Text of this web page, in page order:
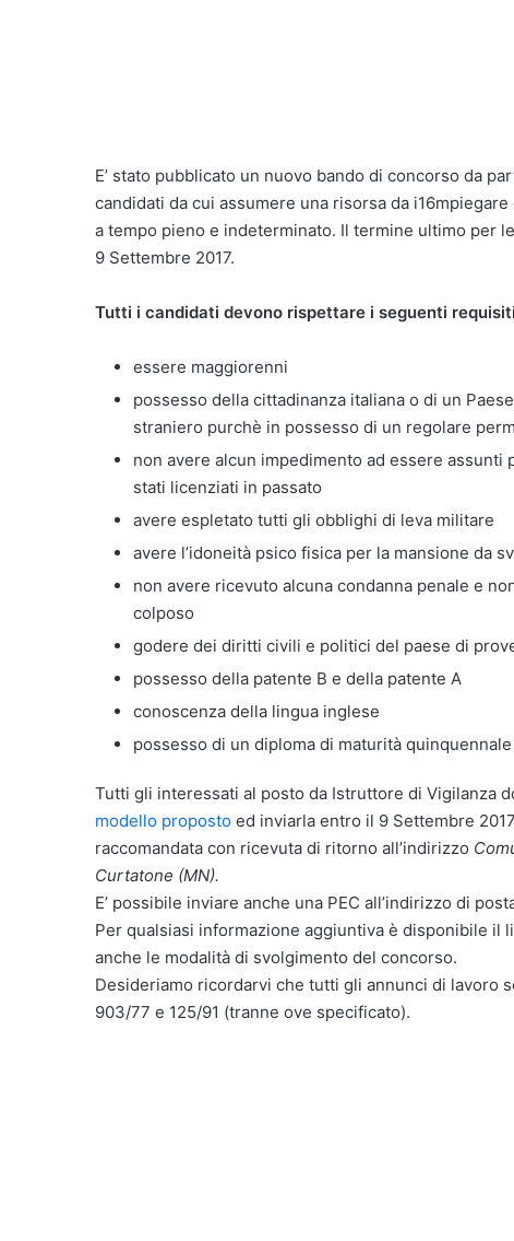
E’ stato pubblicato un nuovo bando di concorso da
candidati da cui assumere una risorsa da
a tempo pieno e indeterminato. Il termine ultimo per
9 Settembre 2017.
Tutti i candidati devono rispettare i seguenti
essere maggiorenni
possesso della cittadinanza italiana o di un
straniero purchè in possesso di un regolare
non avere alcun impedimento ad essere
stati licenziati in passato
avere espletato tutti gli obblighi di leva militare
avere l’idoneità psico fisica per la mansione da
non avere ricevuto alcuna condanna penale e
colposo
godere dei diritti civili e politici del paese di
possesso della patente B e della patente A
conoscenza della lingua inglese
possesso di un diploma di maturità quinquennale
Tutti gli interessati al posto da Istruttore di Vigilanza
modello proposto ed inviarla entro il 9 Settembre
raccomandata con ricevuta di ritorno all’indirizzo
Curtatone (MN).
E’ possibile inviare anche una PEC all’indirizzo di
Per qualsiasi informazione aggiuntiva è disponibile il
anche le modalità di svolgimento del concorso.
Desideriamo ricordarvi che tutti gli annunci di lavoro
903/77 e 125/91 (tranne ove specificato).